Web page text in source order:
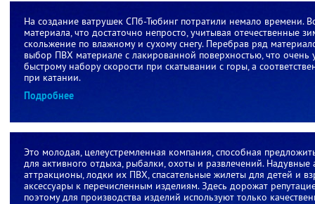
На создание ватрушек СПб-Тюбинг потратили немало времени.
материала, что достаточно непросто, учитывая отечественные
скольжение по влажному и сухому снегу. Перебрав ряд
выбор ПВХ материале с лакированной поверхностью, что очень
быстрому набору скорости при скатывании с горы, а
при катании.
Подробнее
Это молодая, целеустремленная компания, способная
для активного отдыха, рыбалки, охоты и развлечений.
аттракционы, лодки их ПВХ, спасательные жилеты для детей и
аксессуары к перечисленным изделиям. Здесь дорожат
поэтому для производства изделий используют только